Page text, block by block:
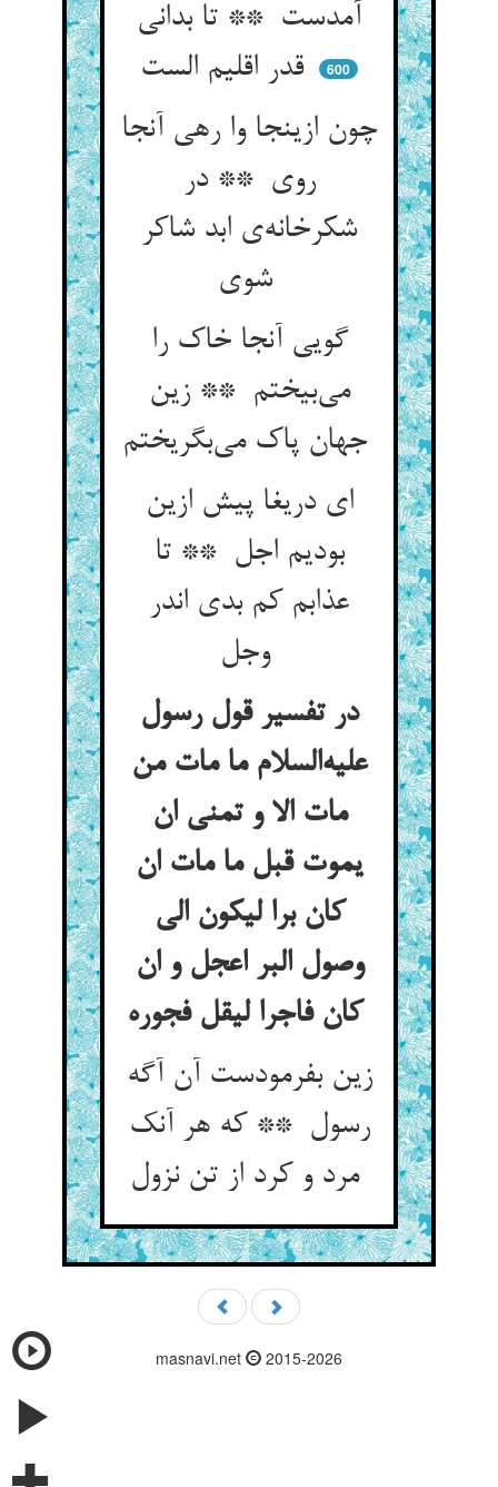
آمدست ** تا بدانی
قدر اقلیم الست
600
چون ازینجا وا رهی آنجا
روی ** در
شکرخانه‌ی ابد شاکر
شوی
گویی آنجا خاک را
می‌بیختم ** زین
ای دریغا پیش ازین
بودیم اجل ** تا
عذابم کم بدی اندر
وجل
در تفسیر قول رسول
علیه‌السلام ما مات من
مات الا و تمنی ان
یموت قبل ما مات ان
کان برا لیکون الی
وصول البر اعجل و ان
کان فاجرا لیقل فجوره
زین بفرمودست آن آگه
رسول ** که هر آنک
مرد و کرد از تن نزول
masnavi.net 2015-2026